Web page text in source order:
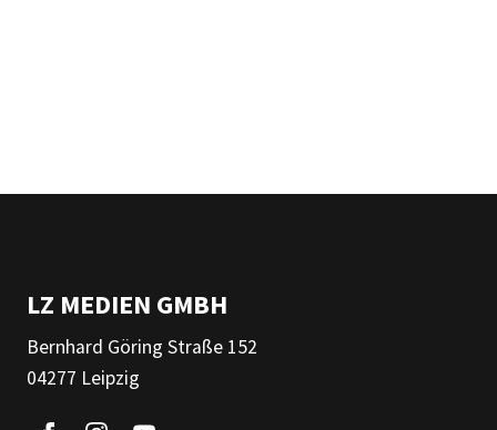
LZ MEDIEN GMBH
Bernhard Göring Straße 152
04277 Leipzig